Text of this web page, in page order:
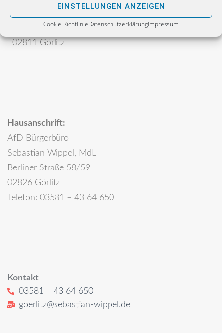
EINSTELLUNGEN ANZEIGEN
Cookie-RichtlinieDatenschutzerklärungImpressum
Postfach 30 06 17
02811 Görlitz
Hausanschrift:
AfD Bürgerbüro
Sebastian Wippel, MdL
Berliner Straße 58/59
02826 Görlitz
Telefon: 03581 – 43 64 650
Kontakt
03581 – 43 64 650
goerlitz@sebastian-wippel.de